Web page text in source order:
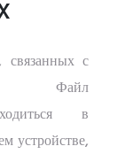
связанных с
Файл
в
устройстве,